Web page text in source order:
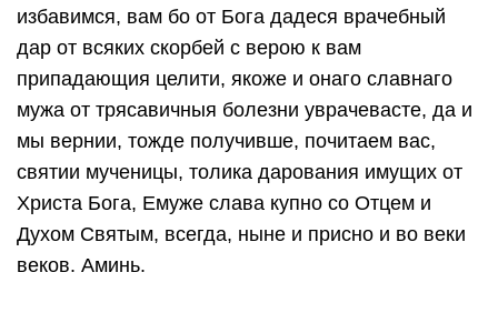
избавимся, вам бо от Бога дадеся врачебный
дар от всяких скорбей с верою к вам
припадающия целити, якоже и онаго славнаго
мужа от трясавичныя болезни уврачевасте, да и
мы вернии, тожде получивше, почитаем вас,
святии мученицы, толика дарования имущих от
Христа Бога, Емуже слава купно со Отцем и
Духом Святым, всегда, ныне и присно и во веки
веков. Аминь.